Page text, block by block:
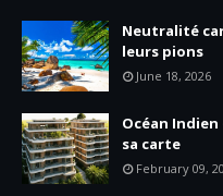
Neutralité
leurs pions
June 18, 2026
Océan
sa carte
February 09,